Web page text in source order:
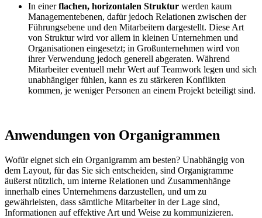
In einerflachen, horizontalen Struktur werden kaum
Managementebenen, dafür jedoch Relationen zwischen der
Führungsebene und den Mitarbeitern dargestellt. Diese Art
von Struktur wird vor allem in kleinen Unternehmen und
Organisationen eingesetzt; in Großunternehmen wird von
ihrer Verwendung jedoch generell abgeraten. Während
Mitarbeiter eventuell mehr Wert auf Teamwork legen und sich
unabhängiger fühlen, kann es zu stärkeren Konflikten
kommen, je weniger Personen an einem Projekt beteiligt sind.
Anwendungen von Organigrammen
Wofür eignet sich ein Organigramm am besten? Unabhängig von
dem Layout, für das Sie sich entscheiden, sind Organigramme
äußerst nützlich, um interne Relationen und Zusammenhänge
innerhalb eines Unternehmens darzustellen, und um zu
gewährleisten, dass sämtliche Mitarbeiter in der Lage sind,
Informationen auf effektive Art und Weise zu kommunizieren.